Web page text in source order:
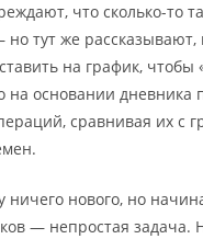
что сколько-то
но тут же рассказывают,
на график, чтобы
на основании дневника
сравнивая их с
нового, но
— непростая задача.